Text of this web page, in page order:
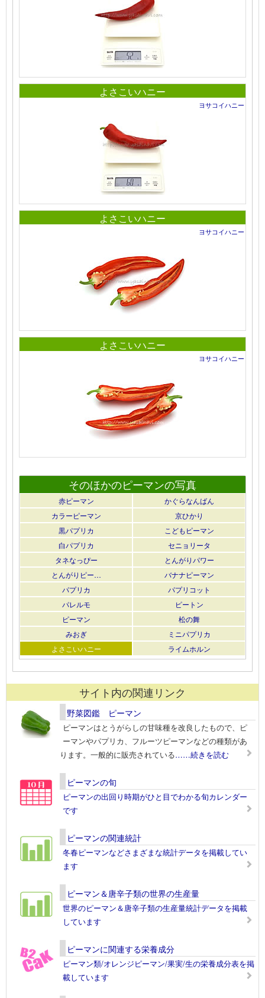
よさこいハニー
ヨサコイハニー
よさこいハニー
ヨサコイハニー
よさこいハニー
ヨサコイハニー
そのほかのピーマンの写真
赤ピーマン
かぐらなんばん
カラーピーマン
京ひかり
黒パプリカ
こどもピーマン
白パプリカ
セニョリータ
タネなっぴー
とんがりパワー
とんがりピー…
バナナピーマン
パプリカ
パプリコット
パレルモ
ピートン
ピーマン
松の舞
みおぎ
ミニパプリカ
よさこいハニー
ライムホルン
サイト内の関連リンク
野菜図鑑 ピーマン
ピーマンはとうがらしの甘味種を改良したもので、ピ
ーマンやパプリカ、フルーツピーマンなどの種類があ
ります。一般的に販売されている……続きを読む
ピーマンの旬
ピーマンの出回り時期がひと目でわかる旬カレンダー
です
ピーマンの関連統計
冬春ピーマンなどさまざまな統計データを掲載してい
ます
ピーマン＆唐辛子類の世界の生産量
世界のピーマン＆唐辛子類の生産量統計データを掲載
しています
ピーマンに関連する栄養成分
ピーマン類/オレンジピーマン/果実/生の栄養成分表を掲
載しています